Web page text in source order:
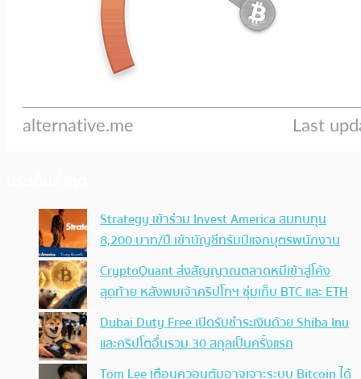
Strategy เข้าร่วม Invest America สมทบทุน
8,200 บาท/ปี เข้าบัญชีทรัมป์แจกบุตรพนักงาน
CryptoQuant ส่งสัญญาณตลาดหมีเข้าสู่โค้ง
สุดท้าย หลังพบเจ้าคริปโทฯ ซุ่มเก็บ BTC และ ETH
Dubai Duty Free เปิดรับชำระเงินด้วย Shiba Inu
และคริปโตอื่นรวม 30 สกุลเป็นครั้งแรก
Tom Lee เตือนควอนตัมอาจเจาะระบบ Bitcoin ได้